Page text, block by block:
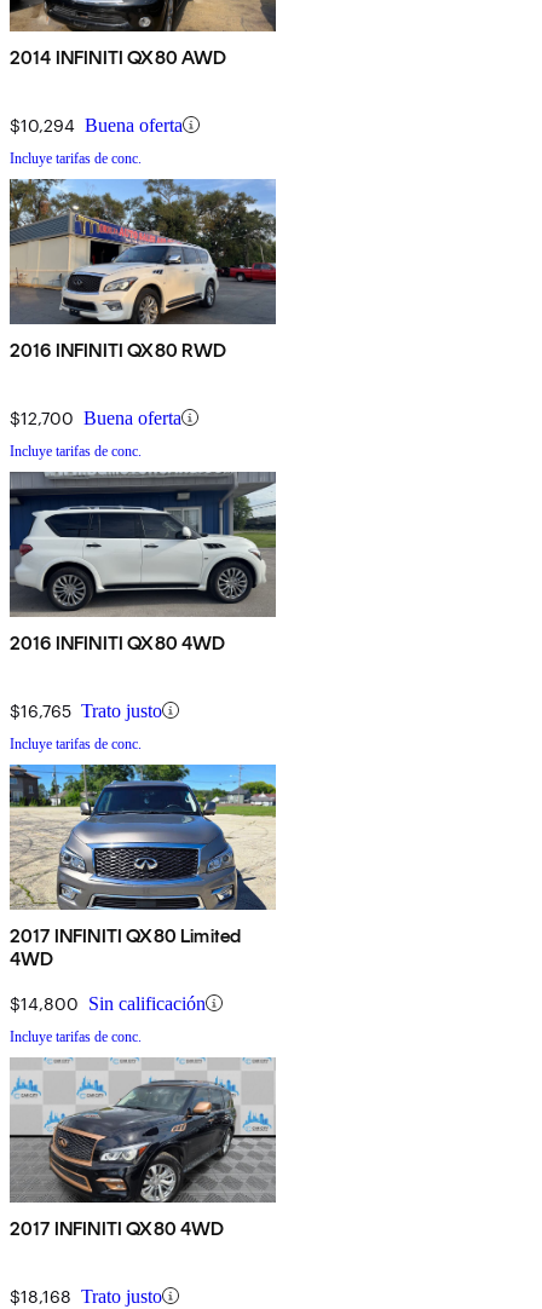
2014 INFINITI QX80 AWD
$10,294 Buena oferta
Incluye tarifas de conc.
2016 INFINITI QX80 RWD
$12,700 Buena oferta
Incluye tarifas de conc.
2016 INFINITI QX80 4WD
$16,765 Trato justo
Incluye tarifas de conc.
2017 INFINITI QX80 Limited
4WD
$14,800 Sin calificación
Incluye tarifas de conc.
2017 INFINITI QX80 4WD
$18,168 Trato justo